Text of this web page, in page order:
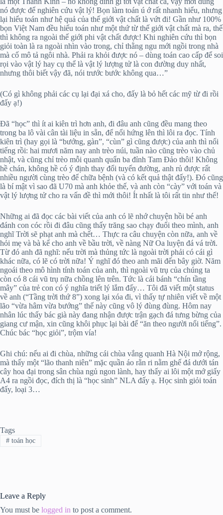
nó được để nghiên cứu vật lý! Bọn làm toán ú ớ rất nhanh hiểu, nhưng
lại hiểu toán như hệ quả của thế giới vật chất là vứt đi! Gần như 100%
bọn Việt Nam đều hiểu toán như một thứ từ thế giới vật chất mà ra, thế
thì không ra ngoài thế giới phi vật chất được! Khi nghiên cứu thì bọn
giỏi toàn là ra ngoài nhìn vào trong, chỉ thằng ngu mới ngồi trong nhà
mà cố mô tả ngôi nhà. Phải ra khỏi được nó – dùng toán cao cấp để soi
rọi vào vật lý hay cụ thể là vật lý lượng tử là con đường duy nhất,
nhưng thôi biết vậy đã, nói trước bước không qua…”
(Có gì không phải các cụ lại đại xá cho, đấy là bỏ hết các mỹ từ đi rồi
đấy ạ!)
Đã “học” thì ít ai kiên trì hơn anh, đi đâu anh cũng đều mang theo
trong ba lô vài cân tài liệu in sẵn, để nổi hứng lên thì lôi ra đọc. Tính
kiên trì (hay gọi là “bướng, gàn”, “cùn” gì cũng được) của anh thì nổi
tiếng rồi: hai mươi năm nay anh trèo núi, tuần nào cũng trèo vào chủ
nhật, và cũng chỉ trèo mỗi quanh quẩn ba đỉnh Tam Đảo thôi! Không
hề chán, không hề có ý định thay đổi tuyến đường, anh rủ được rất
nhiều người cùng trèo để chữa bệnh (và có kết quả thật đấy!). Đó cũng
là bí mật vì sao đã U70 mà anh khỏe thế, và anh còn “cày” với toán và
vật lý lượng tử cho ra vấn đề thì mới thôi! Ít nhất là tôi rất tin như thế!
Những ai đã đọc các bài viết của anh có lẽ nhớ chuyện hồi bé anh
đánh con cóc rồi đi đâu cũng thấy trăng sao chạy đuổi theo mình, anh
nghĩ Trời sẽ phạt anh mà chết… Thực ra câu chuyện còn nữa, anh về
hỏi mẹ và bà kể cho anh về bầu trời, về nàng Nữ Oa luyện đá vá trời.
Từ đó anh đã nghĩ: nếu trời mà thủng tức là ngoài trời phải có cái gì
khác nữa, có lẽ có trời nữa! Ý nghĩ đó theo anh mãi đến bây giờ. Năm
ngoái theo mô hình tính toán của anh, thì ngoài vũ trụ của chúng ta
còn có 8 cái vũ trụ nữa chồng lên trên. Tức là cái bánh “chín tầng
mây” của trẻ con có ý nghĩa triết lý lắm đấy… Tôi đã viết một status
về anh (“Tầng trời thứ 8”) xong lại xóa đi, vì thấy tự nhiên viết về một
lão “vừa hâm vừa bướng” thế này cũng vô lý đùng đùng. Hôm nay
nhân lúc thấy bác già này đang nhận được trận gạch đá tưng bừng của
giang cư mận, xin cũng khôi phục lại bài để “ăn theo người nổi tiếng”.
Chúc bác “học giỏi”, trộm vía!
Ghi chú: nếu ai đi chùa, những cái chùa vắng quanh Hà Nội mở rộng,
mà thấy một “lão thanh niên” mặc quần áo rằn ri nằm ghế đá dưới tán
cây hoa đại trong sân chùa ngủ ngon lành, hay thấy ai lôi một mớ giấy
A4 ra ngồi đọc, đích thị là “học sinh” NLA đấy ạ. Học sinh giỏi toán
đấy, loại 3…
Tags
#toán học
Leave a Reply
You must be logged in to post a comment.